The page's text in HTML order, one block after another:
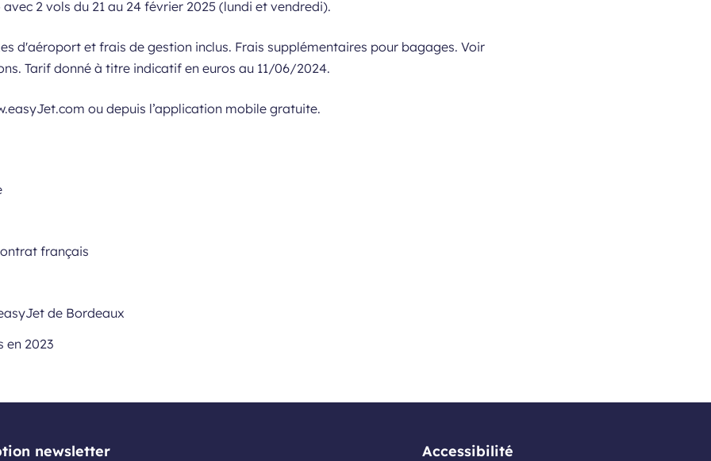
2 vols du 21 au 24 février 2025 (lundi et vendredi).
d'aéroport et frais de gestion inclus. Frais supplémentaires pour bagages. Voir
Tarif donné à titre indicatif en euros au 11/06/2024.
ou depuis l’application mobile gratuite.
français
de Bordeaux
en 2023
newsletter Accessibilité